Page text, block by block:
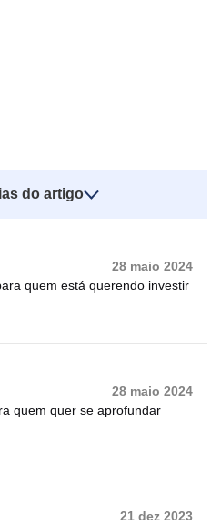
do artigo
28 maio 2024
quem está querendo investir
28 maio 2024
quem quer se aprofundar
21 dez 2023